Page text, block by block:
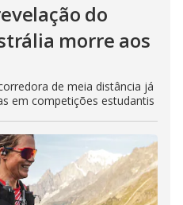
do
morre aos
de meia distância já
em competições estudantis